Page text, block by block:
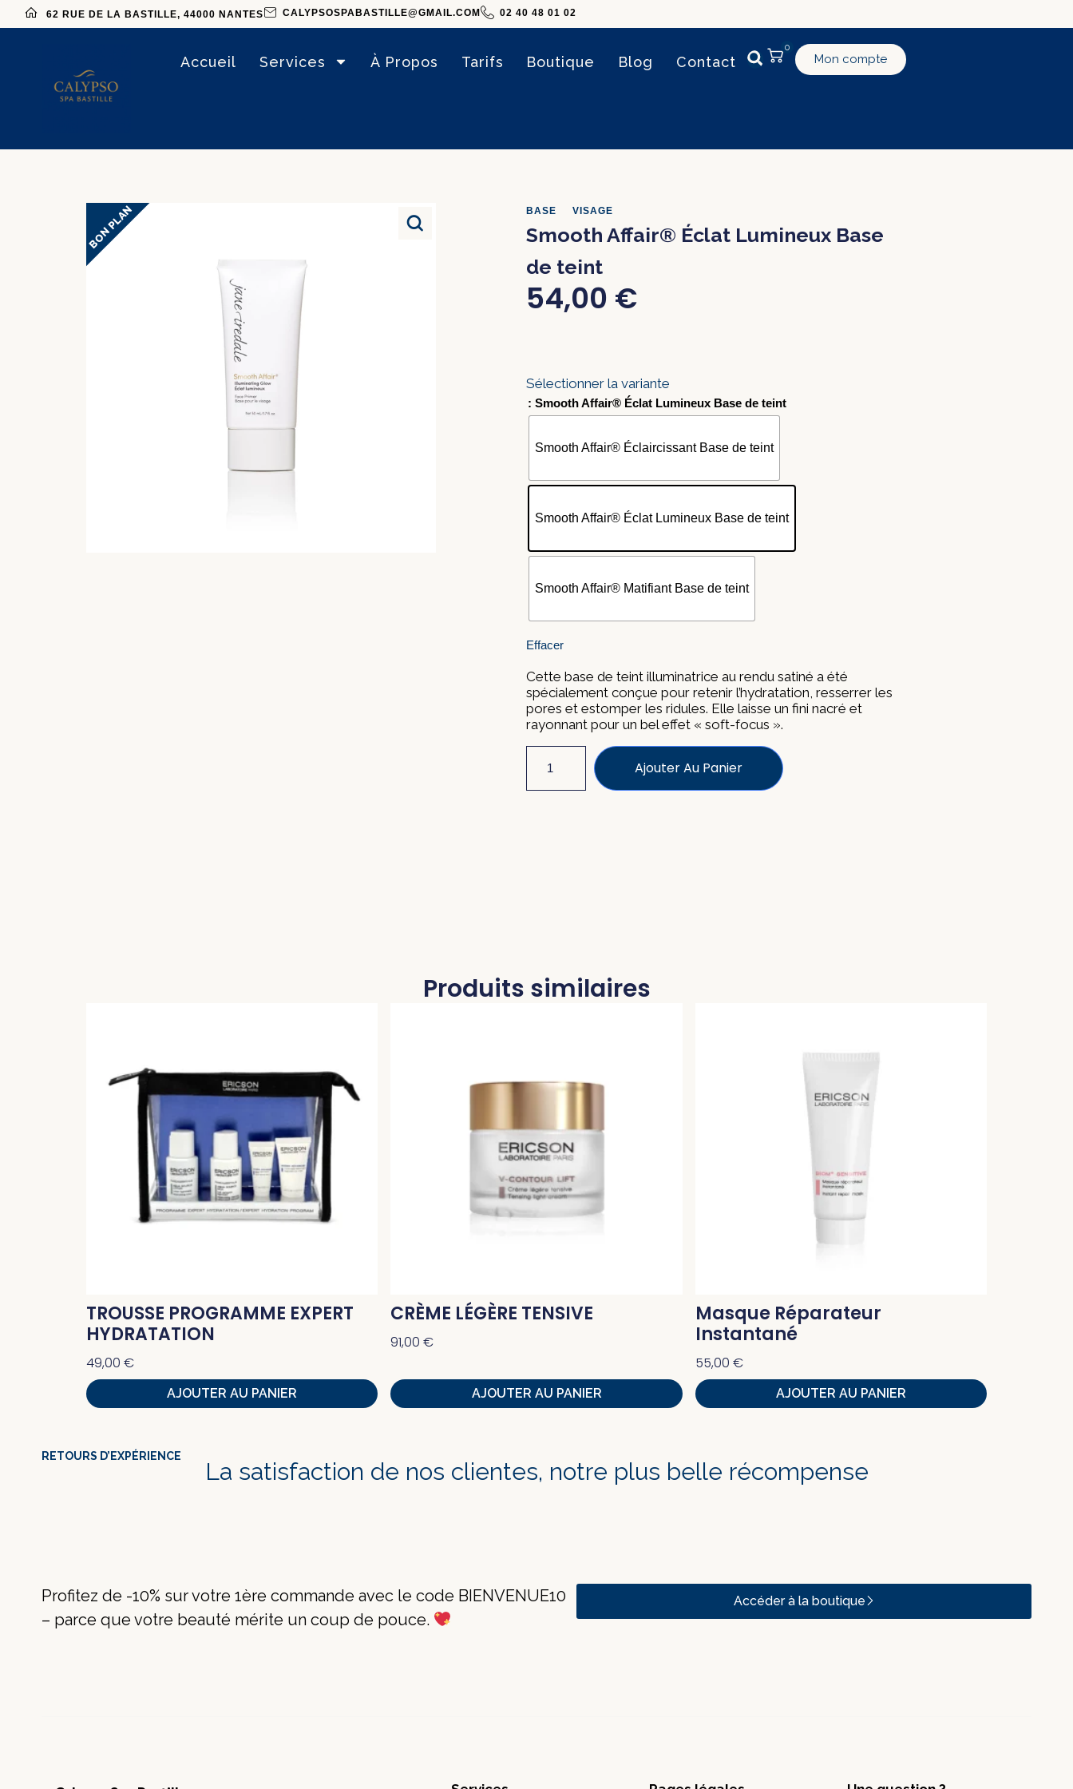
62 RUE DE LA BASTILLE, 44000 NANTES CALYPSOSPABASTILLE@GMAIL.COM 02 40 48 01 02
Accueil Services À Propos Tarifs Boutique Blog Contact
0
Mon compte
BASE VISAGE
Smooth Affair® Éclat Lumineux Base
de teint
54,00 €
Sélectionner la variante
: Smooth Affair® Éclat Lumineux Base de teint
Smooth Affair® Éclaircissant Base de teint
Smooth Affair® Éclat Lumineux Base de teint
Smooth Affair® Matifiant Base de teint
Effacer
Cette base de teint illuminatrice au rendu satiné a été
spécialement conçue pour retenir l’hydratation, resserrer les
pores et estomper les ridules. Elle laisse un fini nacré et
rayonnant pour un bel effet « soft-focus ».
Ajouter Au Panier
BON PLAN
Produits similaires
TROUSSE PROGRAMME EXPERT
HYDRATATION
49,00 €
AJOUTER AU PANIER
CRÈME LÉGÈRE TENSIVE
91,00€
AJOUTER AU PANIER
Masque Réparateur
Instantané
55,00 €
AJOUTER AU PANIER
RETOURS D’EXPÉRIENCE
La satisfaction de nos clientes, notre plus belle récompense
Profitez de -10% sur votre 1ère commande avec le code BIENVENUE10
– parce que votre beauté mérite un coup de pouce.
Accéder à la boutique